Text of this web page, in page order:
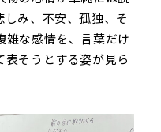
み、不安、孤独、そ
雑な感情を、言葉だけ
そうとする姿が見ら